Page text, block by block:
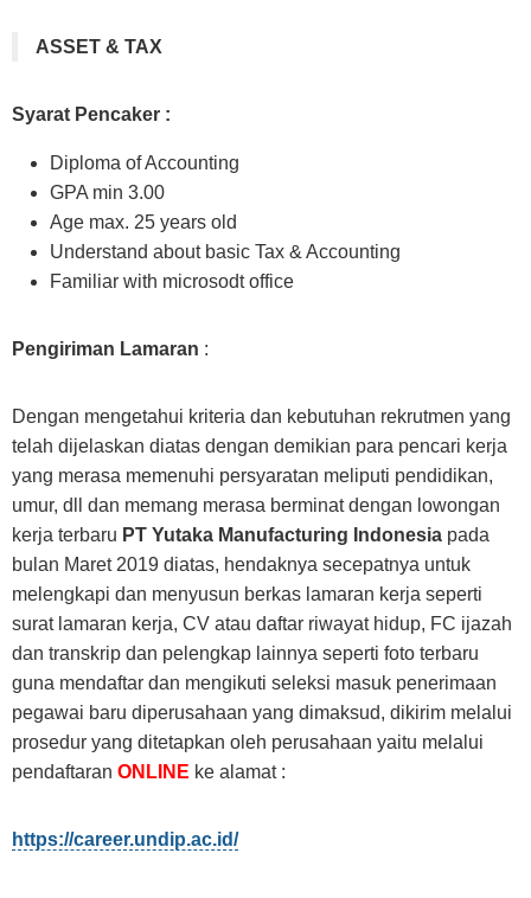
ASSET & TAX
Syarat Pencaker :
Diploma of Accounting
GPA min 3.00
Age max. 25 years old
Understand about basic Tax & Accounting
Familiar with microsodt office
Pengiriman Lamaran :
Dengan mengetahui kriteria dan kebutuhan rekrutmen yang
telah dijelaskan diatas dengan demikian para pencari kerja
yang merasa memenuhi persyaratan meliputi pendidikan,
umur, dll dan memang merasa berminat dengan lowongan
kerja terbaru PT Yutaka Manufacturing Indonesia pada
bulan Maret 2019 diatas, hendaknya secepatnya untuk
melengkapi dan menyusun berkas lamaran kerja seperti
surat lamaran kerja, CV atau daftar riwayat hidup, FC ijazah
dan transkrip dan pelengkap lainnya seperti foto terbaru
guna mendaftar dan mengikuti seleksi masuk penerimaan
pegawai baru diperusahaan yang dimaksud, dikirim melalui
prosedur yang ditetapkan oleh perusahaan yaitu melalui
pendaftaran ONLINE ke alamat :
https://career.undip.ac.id/